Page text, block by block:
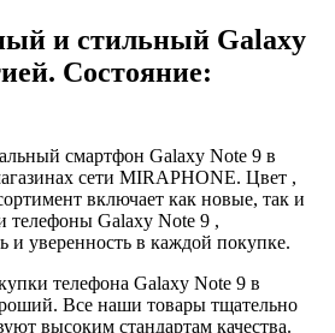
и стильный Galaxy
Состояние:
смартфон Galaxy Note 9 в
сети MIRAPHONE. Цвет ,
включает как новые, так и
телефоны Galaxy Note 9 ,
и уверенность в каждой покупке.
телефона Galaxy Note 9 в
Все наши товары тщательно
высоким стандартам качества.